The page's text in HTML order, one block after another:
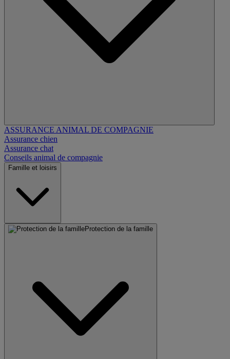
ASSURANCE ANIMAL DE COMPAGNIE
Assurance chien
Assurance chat
Conseils animal de compagnie
Famille et loisirs
Protection de la famille